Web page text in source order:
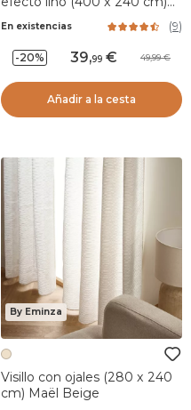
En existencias (9)
-20% 39,99 49,99
Añadir a la cesta
By Eminza
Visillo con ojales (280 x 240
cm) Maël Beige